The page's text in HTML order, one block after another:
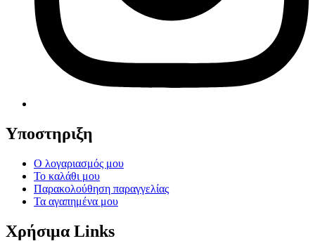
Υποστηριξη
Ο λογαριασμός μου
Το καλάθι μου
Παρακολούθηση παραγγελίας
Τα αγαπημένα μου
Χρήσιμα Links